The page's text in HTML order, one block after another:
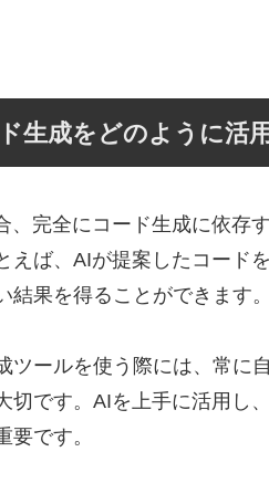
生成をどのように活
、完全にコード生成に依存
えば、AIが提案したコード
結果を得ることができます。
ツールを使う際には、常に
切です。AIを上手に活用し
要です。